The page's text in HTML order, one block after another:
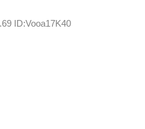
ID:Vooa17K40